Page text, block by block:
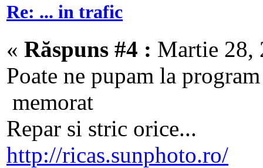
Re: ... in trafic
« Răspuns #4 : Martie 28,
Poate ne pupam la
memorat
Repar si stric orice...
http://ricas.sunphoto.ro/